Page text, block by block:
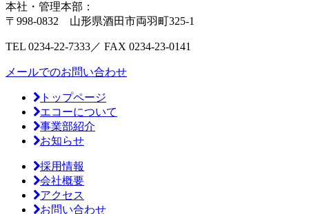
本社・管理本部：
〒998-0832 山形県酒田市両羽町325-1
TEL 0234-22-7333／ FAX 0234-23-0141
メールでのお問い合わせ
トップページ
エコーについて
事業部紹介
お知らせ
採用情報
会社概要
アクセス
お問い合わせ